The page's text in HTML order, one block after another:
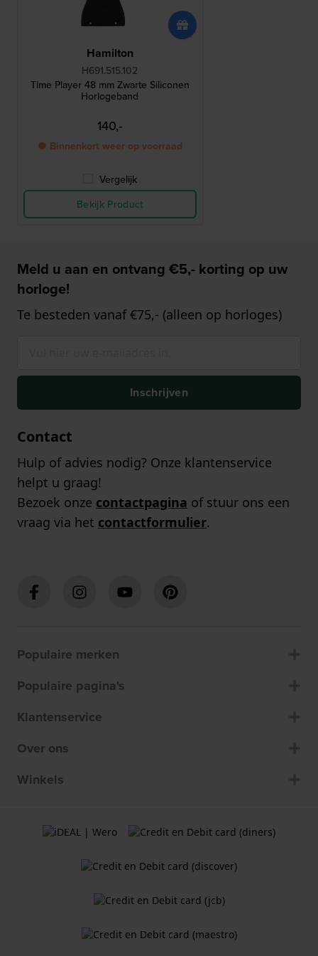
Hamilton
H691.515.102
Time Player 48 mm Zwarte Siliconen
Horlogeband
140,-
● Binnenkort weer op voorraad
Vergelijk
Bekijk Product
Meld u aan en ontvang €5,- korting op uw
horloge!
Te besteden vanaf €75,- (alleen op horloges)
Inschrijven
Contact
Hulp of advies nodig? Onze klantenservice
helpt u graag!
Bezoek onze contactpagina of stuur ons een
vraag via het contactformulier.
Populaire merken
Populaire pagina's
Klantenservice
Over ons
Winkels